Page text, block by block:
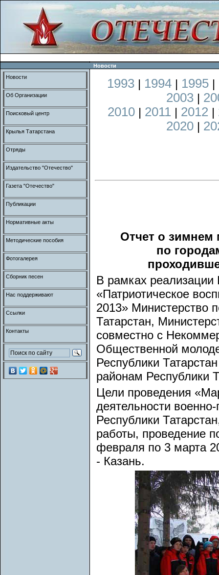
Новости
1993 | 1994 | 1995 |
2003 |
2010 | 2011 | 2012 |
2020 |
Отчет о зимнем
по
В рамках реализации
«Патриотическое
2013» Министерство
Татарстан,
совместно с
Общественной
Республики
районам Республики
Цели проведения
деятельности
Республики
работы, проведение
февраля по 3 марта
- Казань.
Новости
Об Организации
Поисковый центр
Крылья Татарстана
Отряды
Издательство "Отечество"
Газета "Отечество"
Публикации
Нормативные акты
Методические пособия
Фотогалерея
Сборник песен
Нас поддерживают
Ссылки
Контакты